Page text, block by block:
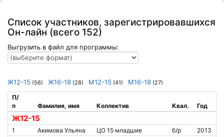
Список участников, зарегистрировавшихся
Он-лайн (всего 152)
Выгрузить в файл для программы:
Ж12-15 (56) Ж16-18 (28) М12-15 (41) М16-18 (27)
Ж12-15
П/
п
Фамилия, имя Коллектив Квал. Год
1 Акимова Ульяна ЦО 15 младшие б/р
2013